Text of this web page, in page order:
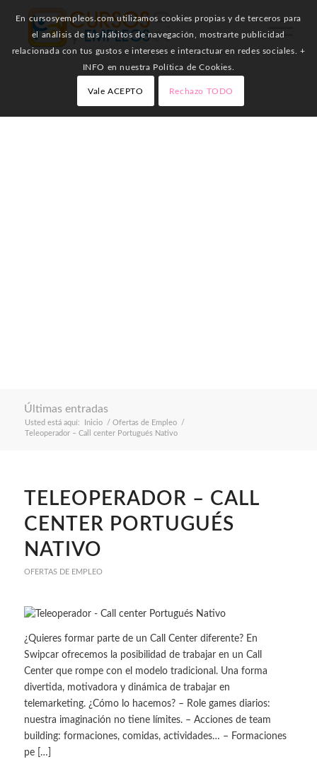
Últimas entradas
Usted está aquí: Inicio / Ofertas de Empleo
/
Teleoperador – Call center Portugués Nativo
TELEOPERADOR – CALL
CENTER PORTUGUÉS
NATIVO
OFERTAS DE EMPLEO
¿Quieres formar parte de un Call Center diferente? En
Swipcar ofrecemos la posibilidad de trabajar en un Call
Center que rompe con el modelo tradicional. Una forma
divertida, motivadora y dinámica de trabajar en
telemarketing. ¿Cómo lo hacemos? – Role games diarios:
nuestra imaginación no tiene límites. – Acciones de team
building: formaciones, comidas, actividades… – Formaciones
pe […]
En cursosyempleos.com utilizamos cookies propias y de terceros para
el análisis de tus hábitos de navegación, mostrarte publicidad
relacionada con tus gustos e intereses e interactuar en redes sociales. +
INFO en nuestra Política de Cookies.
Vale ACEPTO Rechazo TODO